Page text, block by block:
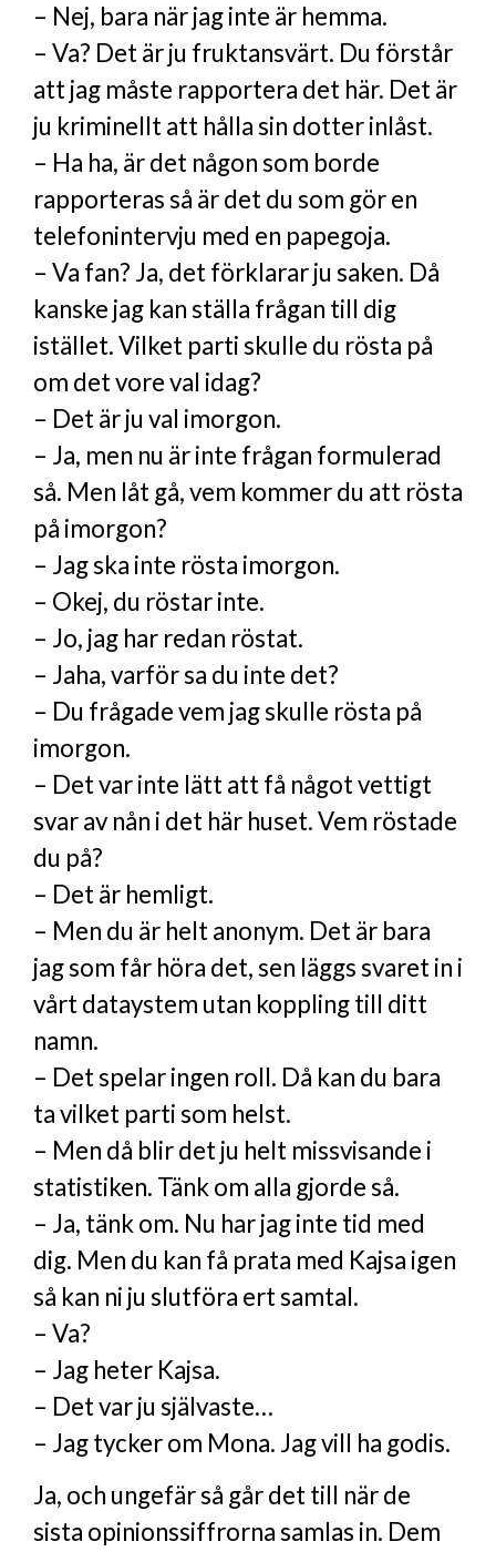
– Nej, bara när jag inte är hemma.
– Va? Det är ju fruktansvärt. Du förstår
att jag måste rapportera det här. Det är
ju kriminellt att hålla sin dotter inlåst.
– Ha ha, är det någon som borde
rapporteras så är det du som gör en
telefonintervju med en papegoja.
– Va fan? Ja, det förklarar ju saken. Då
kanske jag kan ställa frågan till dig
istället. Vilket parti skulle du rösta på
om det vore val idag?
– Det är ju val imorgon.
– Ja, men nu är inte frågan formulerad
så. Men låt gå, vem kommer du att rösta
på imorgon?
– Jag ska inte rösta imorgon.
– Okej, du röstar inte.
– Jo, jag har redan röstat.
– Jaha, varför sa du inte det?
– Du frågade vem jag skulle rösta på
imorgon.
– Det var inte lätt att få något vettigt
svar av nån i det här huset. Vem röstade
du på?
– Det är hemligt.
– Men du är helt anonym. Det är bara
jag som får höra det, sen läggs svaret in i
vårt dataystem utan koppling till ditt
namn.
– Det spelar ingen roll. Då kan du bara
ta vilket parti som helst.
– Men då blir det ju helt missvisande i
statistiken. Tänk om alla gjorde så.
– Ja, tänk om. Nu har jag inte tid med
dig. Men du kan få prata med Kajsa igen
så kan ni ju slutföra ert samtal.
– Va?
– Jag heter Kajsa.
– Det var ju självaste…
– Jag tycker om Mona. Jag vill ha godis.
Ja, och ungefär så går det till när de
sista opinionssiffrorna samlas in. Dem